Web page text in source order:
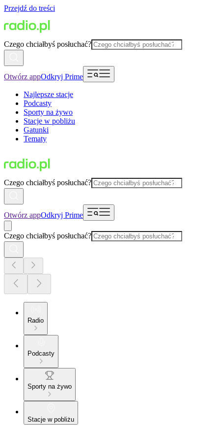
Przejdź do treści
Czego chciałbyś posłuchać?
Otwórz appOdkryj Prime
Najlepsze stacje
Podcasty
Sporty na żywo
Stacje w pobliżu
Gatunki
Tematy
Czego chciałbyś posłuchać?
Otwórz appOdkryj Prime
Czego chciałbyś posłuchać?
Radio
Podcasty
Sporty na żywo
Stacje w pobliżu